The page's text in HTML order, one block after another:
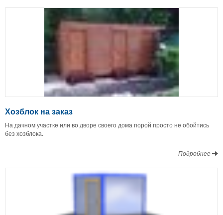
Хозблок на заказ
На дачном участке или во дворе своего дома порой просто не обойтись
без хозблока.
Подробнее